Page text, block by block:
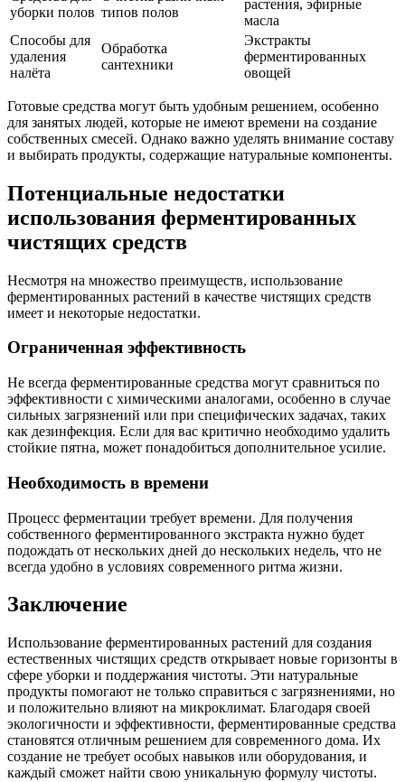
уборки полов типов полов
растения, эфирные
масла
Способы для
удаления
налёта
Обработка
сантехники
Экстракты
ферментированных
овощей
Готовые средства могут быть удобным решением, особенно
для занятых людей, которые не имеют времени на создание
собственных смесей. Однако важно уделять внимание составу
и выбирать продукты, содержащие натуральные компоненты.
Потенциальные недостатки
использования ферментированных
чистящих средств
Несмотря на множество преимуществ, использование
ферментированных растений в качестве чистящих средств
имеет и некоторые недостатки.
Ограниченная эффективность
Не всегда ферментированные средства могут сравниться по
эффективности с химическими аналогами, особенно в случае
сильных загрязнений или при специфических задачах, таких
как дезинфекция. Если для вас критично необходимо удалить
стойкие пятна, может понадобиться дополнительное усилие.
Необходимость в времени
Процесс ферментации требует времени. Для получения
собственного ферментированного экстракта нужно будет
подождать от нескольких дней до нескольких недель, что не
всегда удобно в условиях современного ритма жизни.
Заключение
Использование ферментированных растений для создания
естественных чистящих средств открывает новые горизонты в
сфере уборки и поддержания чистоты. Эти натуральные
продукты помогают не только справиться с загрязнениями, но
и положительно влияют на микроклимат. Благодаря своей
экологичности и эффективности, ферментированные средства
становятся отличным решением для современного дома. Их
создание не требует особых навыков или оборудования, и
каждый сможет найти свою уникальную формулу чистоты.